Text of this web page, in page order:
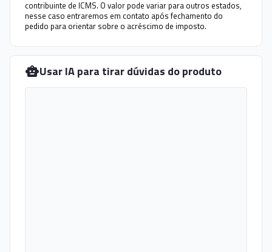
contribuinte de ICMS. O valor pode variar para outros estados,
nesse caso entraremos em contato após fechamento do
pedido para orientar sobre o acréscimo de imposto.
Usar IA para tirar dúvidas do produto